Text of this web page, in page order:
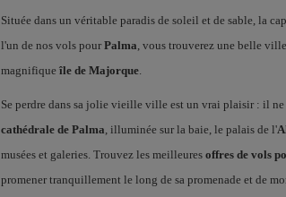
Située dans un véritable paradis de soleil et de sable, la
l'un de nos vols pour Palma, vous trouverez une belle
magnifique île de Majorque.
Se perdre dans sa jolie vieille ville est un vrai plaisir : il
cathédrale de Palma, illuminée sur la baie, le palais de l'
musées et galeries. Trouvez les meilleures offres de vols
promener tranquillement le long de sa promenade et de